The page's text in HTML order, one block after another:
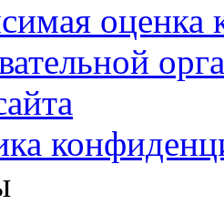
оценка